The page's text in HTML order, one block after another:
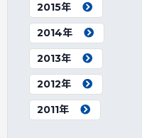
2015年
2014年
2013年
2012年
2011年